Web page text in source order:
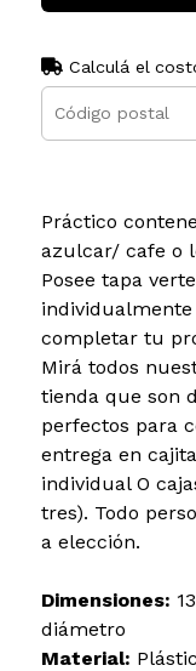
Calculá el
Práctico
azulcar/ cafe o
Posee tapa
completar tu
Mirá todos
tienda que son
perfectos para
entrega en
individual O
tres). Todo
a elección.
Dimensiones:
diámetro
Material: